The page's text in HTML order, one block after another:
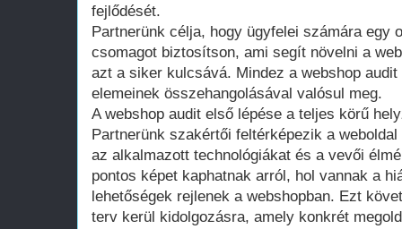
fejlődését.
Partnerünk célja, hogy ügyfelei számára egy
csomagot biztosítson, ami segít növelni a
azt a siker kulcsává. Mindez a webshop
elemeinek összehangolásával valósul meg.
A webshop audit első lépése a teljes körű
Partnerünk szakértői feltérképezik a
az alkalmazott technológiákat és a vevői
pontos képet kaphatnak arról, hol vannak a
lehetőségek rejlenek a webshopban. Ezt
terv kerül kidolgozásra, amely konkrét